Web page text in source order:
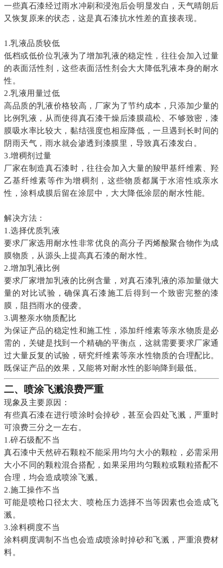
一些真石漆经过雨水冲刷和浸泡后会明显发白，天气晴朗后
又恢复原来的状态，这是真石漆抗水性差的直接表现。
1.乳液品质较低
低档或低价位乳液为了增加乳液的稳定性，往往会加入过量
的表面活性剂，这些表面活性剂会大大降低乳液本身的耐水
性。
2.乳液用量过低
高品质的乳液价格较高，厂家为了节约成本，只添加少量的
比例乳液，从而使得真石漆干燥后漆膜疏松、不够致密，漆
膜吸水率比较大，黏结强度也相应降低，一旦遇到长时间的
阴雨天气，雨水就会渗透到漆膜里，导致真石漆发白。
3.增稠剂过量
厂家在制造真石漆时，往往会加入大量的羧甲基纤维素、羟
乙基纤维素等作为增稠剂，这些物质都属于水溶性或亲水
性，涂料成膜后留在涂层中，大大降低涂层的耐水性能。
解决方法：
1.选择优质乳液
要求厂家选用耐水性非常优良的高分子丙烯酸聚合物作为成
膜物质，从源头上提高真石漆的耐水性。
2.增加乳液比例
要求厂家增加乳液的比例含量，对真石漆乳液的添加量做大
量的对比试验，确保真石漆施工后得到一个致密完整的漆
膜，阻挡雨水的侵袭。
3.调整亲水物质配比
为保证产品的稳定性和施工性，添加纤维素等亲水物质是必
需的，关键是找到一个精确的平衡点，这就需要要求厂家通
过大量反复的试验，研究纤维素等亲水性物质的合理配比。
既保证产品的效果，又能将对耐水性的影响降到最低。
二、喷涂飞溅浪费严重
现象及主要原因：
有些真石漆在进行喷涂时会掉砂，甚至会四处飞溅，严重时
可浪费三分之一左右。
1.碎石级配不当
真石漆中天然碎石颗粒不能采用均匀大小的颗粒，必需采用
大小不同的颗粒混合搭配，如果采用均匀颗粒或颗粒搭配不
合理，均会造成喷涂飞溅。
2.施工操作不当
可能是喷枪口径太大、喷枪压力选择不当等因素也会造成飞
溅。
3.涂料稠度不当
涂料稠度调制不当也会造成喷涂时掉砂和飞溅，严重浪费材
料。